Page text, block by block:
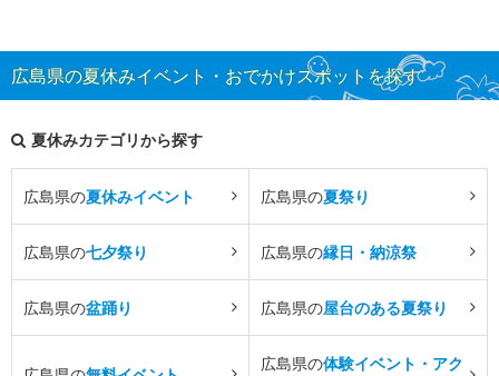
広島県の夏休みイベント・おでかけスポットを探す
夏休みカテゴリから探す
広島県の夏休みイベント 広島県の夏祭り
広島県の七夕祭り 広島県の縁日・納涼祭
広島県の盆踊り 広島県の屋台のある夏祭り
広島県の体験イベント・アク